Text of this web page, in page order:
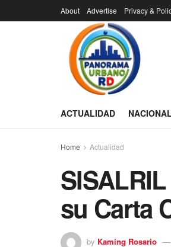
About Advertise Privacy &
ACTUALIDAD
Home Actualidad
su Carta
by Kaming Rosario